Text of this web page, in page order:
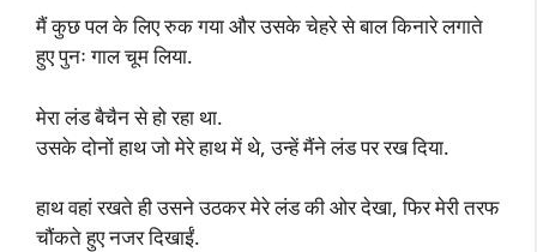
मैं कुछ पल के लिए रुक गया और उसके चेहरे से बाल किनारे लगाते
हुए पुनः गाल चूम लिया.
मेरा लंड बैचैन से हो रहा था.
उसके दोनों हाथ जो मेरे हाथ में थे, उन्हें मैंने लंड पर रख दिया.
हाथ वहां रखते ही उसने उठकर मेरे लंड की ओर देखा, फिर मेरी तरफ
चौंकते हुए नजर दिखाईं.